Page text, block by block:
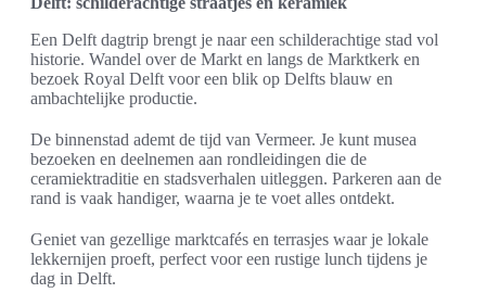
Een Delft dagtrip brengt je naar een schilderachtige stad vol
historie. Wandel over de Markt en langs de Marktkerk en
bezoek Royal Delft voor een blik op Delfts blauw en
ambachtelijke productie.
De binnenstad ademt de tijd van Vermeer. Je kunt musea
bezoeken en deelnemen aan rondleidingen die de
ceramiektraditie en stadsverhalen uitleggen. Parkeren aan de
rand is vaak handiger, waarna je te voet alles ontdekt.
Geniet van gezellige marktcafés en terrasjes waar je lokale
lekkernijen proeft, perfect voor een rustige lunch tijdens je
dag in Delft.